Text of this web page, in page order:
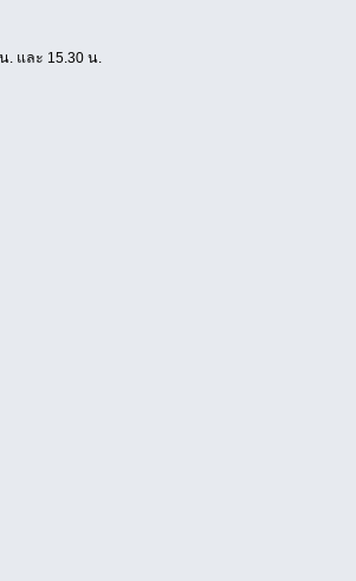
. และ 15.30 น.